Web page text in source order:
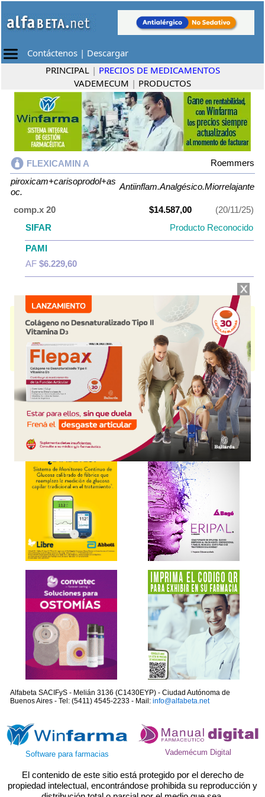
Contáctenos | Descargar
PRINCIPAL | PRECIOS DE MEDICAMENTOS
VADEMECUM | PRODUCTOS
FLEXICAMIN A
Roemmers
piroxicam+carisoprodol+as
oc.
Antiinflam.Analgésico.Miorrelajante
comp.x 20 $14.587,00
(20/11/25)
SIFAR
Producto Reconocido
PAMI
AF $6.229,60
piroxicam+carisoprodol+asoc.
y se indica
comoAntiinflam.Analgésico.Miorrelajante . Es producido por
Roemmers
Algunas presentaciones cuentan con cobertura PAMI.
Explorar más
Otros productos conpiroxicam+carisoprodol+asoc.
Otros productos deRoemmers
Alfabeta SACIFyS - Melián 3136 (C1430EYP) - Ciudad Autónoma de
Buenos Aires - Tel: (5411) 4545-2233 - Mail: info@alfabeta.net
Software para farmacias Vademécum Digital
El contenido de este sitio está protegido por el derecho de
propiedad intelectual, encontrándose prohibida su reproducción y